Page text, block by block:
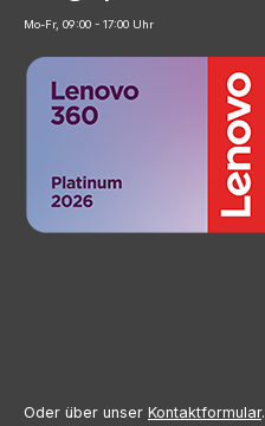
Mo-Fr, 09:00 - 17:00 Uhr
Oder über unser Kontaktformular.